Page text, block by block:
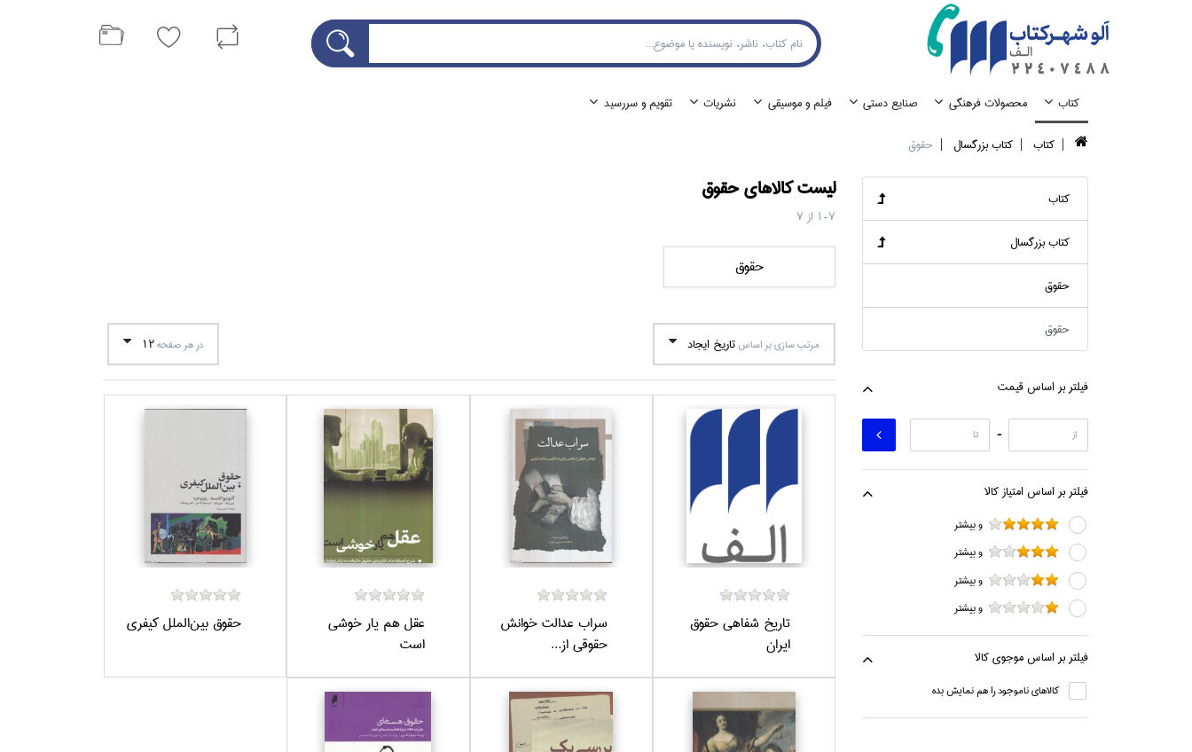
كتاب محصولات فرهنگي صنايع دستي فيلم و موسيقي نشريات
تقويم و سررسيد
كتاب
كتاب بزرگسال حقوق
كتاب
كتاب بزرگسال
حقوق
حقوق
فيلتر بر اساس قيمت
-
فيلتر بر اساس امتياز كالا
و بيشتر
و بيشتر
و بيشتر
و بيشتر
فيلتر بر اساس موجوي كالا
كالاهاي ناموجود را هم نمايش بده
ليست کالا‌هايحقوق
1-7 از 7
حقوق
مرتب سازي بر اساس تاريخ ايجاد در هر صفحه12
تاريخ شفاهي حقوق
ايران
سراب عدالت خوانش
حقوقي از...
عقل هم يار خوشي
است
حقوق بين‌الملل كيفري